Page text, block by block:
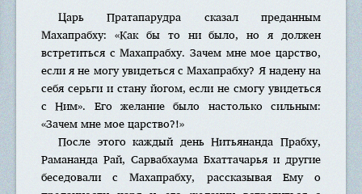
Царь Пратапарудра сказал преданным
Махапрабху: «Как бы то ни было, но я должен
встретиться с Махапрабху. Зачем мне мое царство,
если я не могу увидеться с Махапрабху? Я надену на
себя серьги и стану йогом, если не смогу увидеться
с Ним». Его желание было настолько сильным:
«Зачем мне мое царство?!»
После этого каждый день Нитьянанда Прабху,
Рамананда Рай, Сарвабхаума Бхаттачарья и другие
беседовали с Махапрабху, рассказывая Ему о